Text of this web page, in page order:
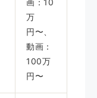
画：10
万
円〜、
動画：
100万
円〜